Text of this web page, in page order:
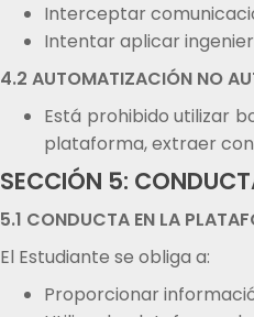
Interceptar
Intentar aplicar
4.2 AUTOMATIZACIÓN NO
Está prohibido utilizar
plataforma, extraer
SECCIÓN 5:
5.1 CONDUCTA EN LA
El Estudiante se obliga a:
Proporcionar